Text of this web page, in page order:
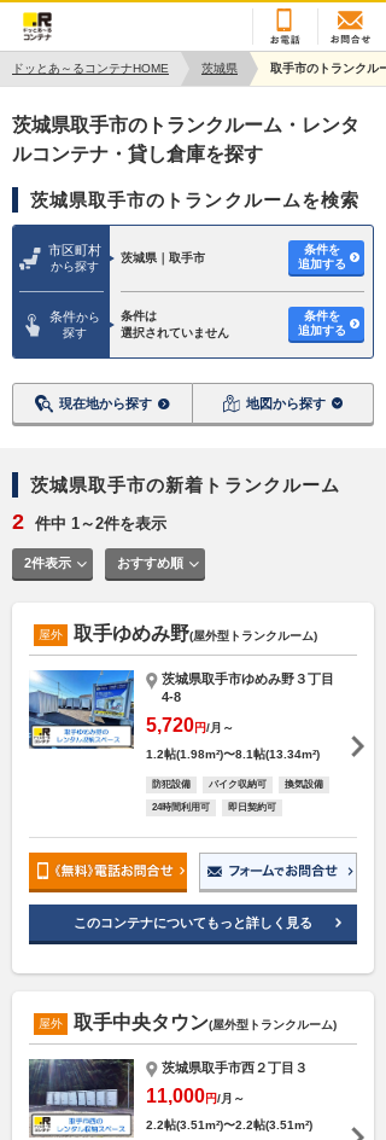
ドッとあ～るコンテナHOME 茨城県 取手市のトランクル
茨城県取手市のトランクルーム・レンタ
ルコンテナ・貸し倉庫を探す
茨城県取手市のトランクルームを検索
市区町村
から探す
茨城県｜取手市
条件を
追加する
条件から
探す
条件は
選択されていません
条件を
追加する
現在地から探す 地図から探す
茨城県取手市の新着トランクルーム
2 件中 1～2件を表示
2件表示 おすすめ順
屋外 取手ゆめみ野(屋外型トランクルーム)
茨城県取手市ゆめみ野３丁目
4-8
5,720円/月～
1.2帖(1.98m²)〜8.1帖(13.34m²)
防犯設備 バイク収納可 換気設備
24時間利用可 即日契約可
このコンテナについてもっと詳しく見る
屋外 取手中央タウン(屋外型トランクルーム)
茨城県取手市西２丁目３
11,000円/月～
2.2帖(3.51m²)〜2.2帖(3.51m²)